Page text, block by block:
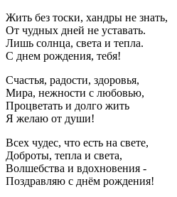
Жить без тоски, хандры не знать,
От чудных дней не уставать.
Лишь солнца, света и тепла.
С днем рождения, тебя!
Счастья, радости, здоровья,
Мира, нежности с любовью,
Процветать и долго жить
Я желаю от души!
Всех чудес, что есть на свете,
Доброты, тепла и света,
Волшебства и вдохновения -
Поздравляю с днём рождения!